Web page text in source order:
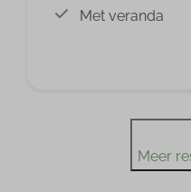
Met veranda
Meer